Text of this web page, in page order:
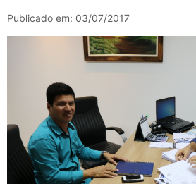
Publicado em: 03/07/2017